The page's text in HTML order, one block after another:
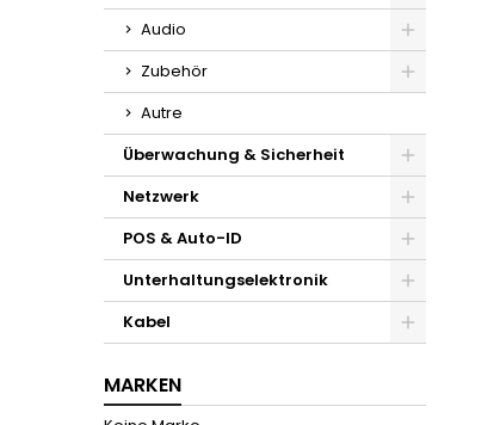
Audio
Zubehör
Autre
Überwachung & Sicherheit
Netzwerk
POS & Auto-ID
Unterhaltungselektronik
Kabel
MARKEN